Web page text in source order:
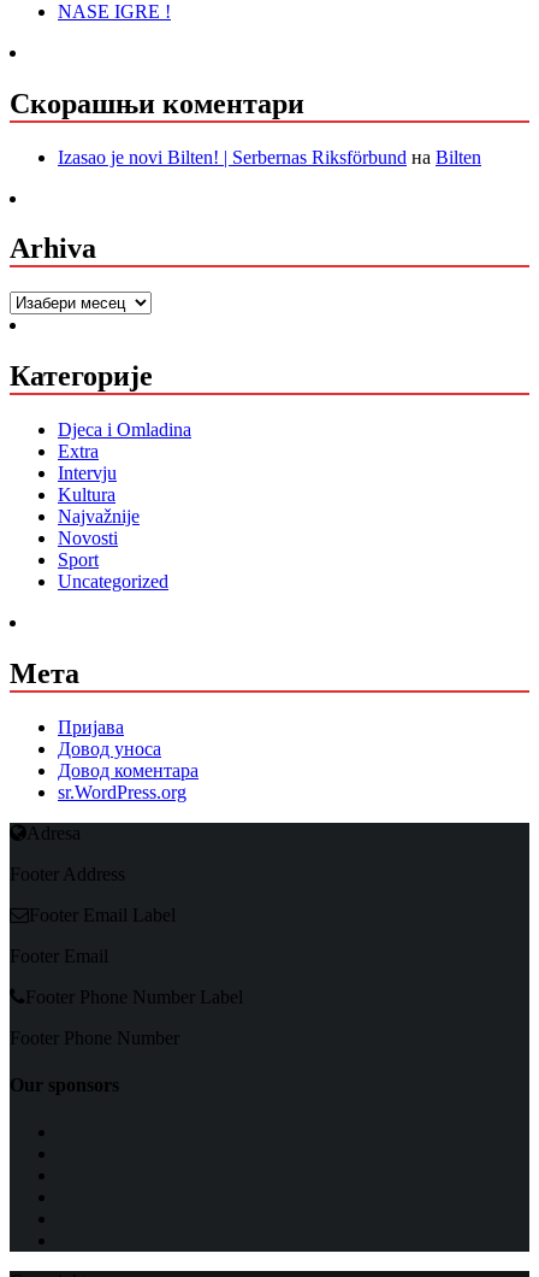
NASE IGRE !
Скорашњи коментари
Izasao je novi Bilten! | Serbernas Riksförbund на Bilten
Arhiva
Arhiva
Категорије
Djeca i Omladina
Extra
Intervju
Kultura
Najvažnije
Novosti
Sport
Uncategorized
Мета
Пријава
Довод уноса
Довод коментара
sr.WordPress.org
Adresa
Footer Address
Footer Email Label
Footer Email
Footer Phone Number Label
Footer Phone Number
Our sponsors